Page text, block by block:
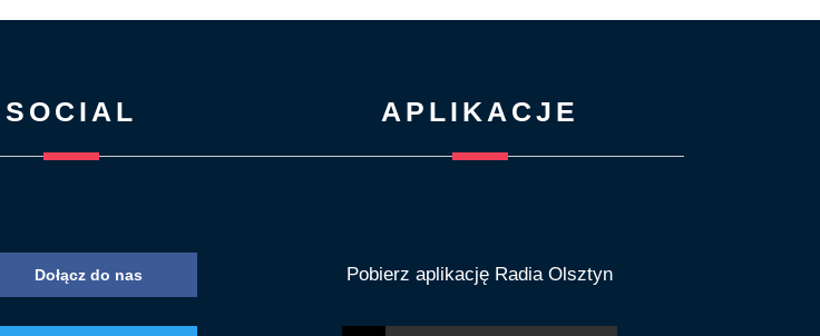
SOCIAL
Dołącz do nas
APLIKACJE
Pobierz aplikację Radia Olsztyn